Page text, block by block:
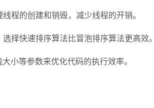
程的创建和销毁，减少线程的开销。
择快速排序算法比冒泡排序算法更高效。
小等参数来优化代码的执行效率。